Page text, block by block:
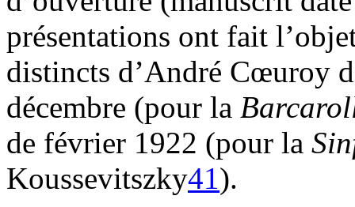
présentations ont fait
distincts d’André Cœuroy
décembre (pour la
de février 1922 (pour la
Koussevitszky41).